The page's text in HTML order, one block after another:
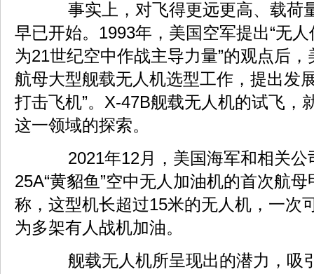
事实上，对飞得更远更高、载荷
早已开始。1993年，美国空军提出“无
为21世纪空中作战主导力量”的观点后
航母大型舰载无人机选型工作，提出发
打击飞机”。X-47B舰载无人机的试飞，
这一领域的探索。
2021年12月，美国海军和相关公
25A“黄貂鱼”空中无人加油机的首次航
称，这型机长超过15米的无人机，一次
为多架有人战机加油。
舰载无人机所呈现出的潜力，吸